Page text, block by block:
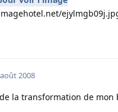
2008
la transformation de mon